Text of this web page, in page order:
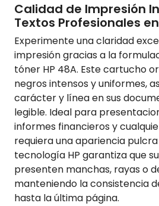
Calidad de Impresión
Textos Profesionales
Experimente una claridad
impresión gracias a la
tóner HP 48A. Este cartucho
negros intensos y uniformes,
carácter y línea en sus
legible. Ideal para
informes financieros y
requiera una apariencia
tecnología HP garantiza que
presenten manchas, rayas o
manteniendo la consistencia
hasta la última página.